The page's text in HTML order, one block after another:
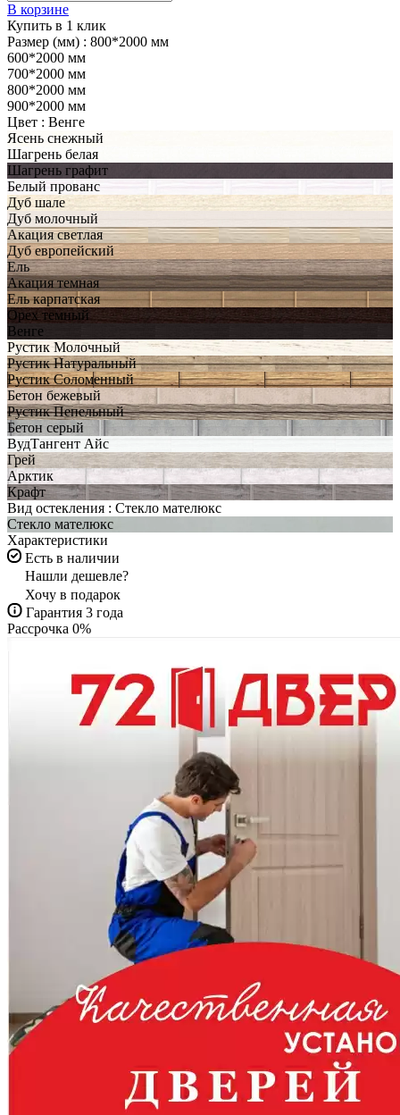
В корзине
Купить в 1 клик
Размер (мм) : 800*2000 мм
600*2000 мм
700*2000 мм
800*2000 мм
900*2000 мм
Цвет : Венге
Ясень снежный
Шагрень белая
Шагрень графит
Белый прованс
Дуб шале
Дуб молочный
Акация светлая
Дуб европейский
Ель
Акация темная
Ель карпатская
Орех темный
Венге
Рустик Молочный
Рустик Натуральный
Рустик Соломенный
Бетон бежевый
Рустик Пепельный
Бетон серый
ВудТангент Айс
Грей
Арктик
Крафт
Вид остекления : Стекло мателюкс
Стекло мателюкс
Характеристики
Есть в наличии
Нашли дешевле?
Хочу в подарок
Гарантия 3 года
Рассрочка 0%